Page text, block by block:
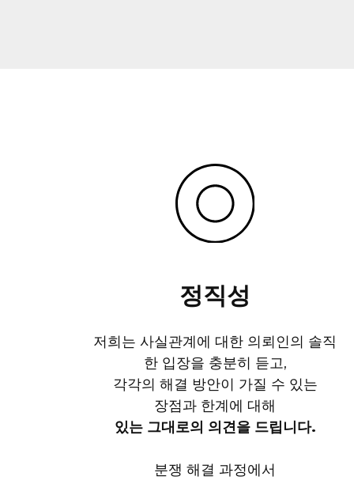
정직성
저희는 사실관계에 대한 의뢰인의 솔직
한 입장을 충분히 듣고,
각각의 해결 방안이 가질 수 있는
장점과 한계에 대해
있는 그대로의 의견을 드립니다.
분쟁 해결 과정에서